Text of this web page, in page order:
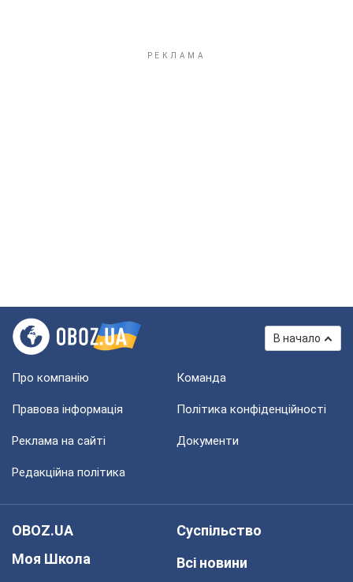
В начало
Про компанію Команда
Правова інформація Політика конфіденційності
Реклама на сайті Документи
Редакційна політика
OBOZ.UA
Моя Школа
Суспільство
Всі новини